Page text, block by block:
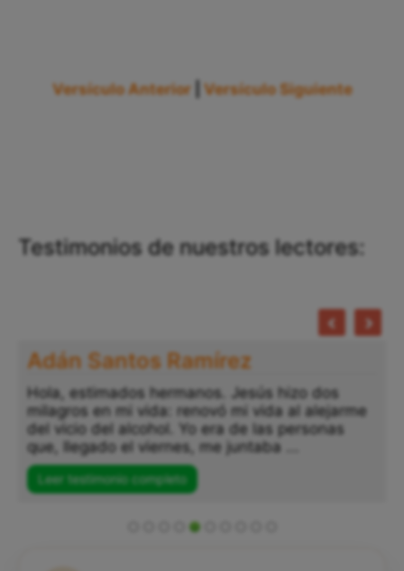
Versículo Anterior Versículo Siguiente
Testimonios de nuestros lectores:
Adán Santos Ramírez
Hola, estimados hermanos. Jesús hizo dos
milagros en mi vida: renovó mi vida al alejarme
del vicio del alcohol. Yo era de las personas
que, llegado el viernes, me juntaba ...
Leer testimonio completo